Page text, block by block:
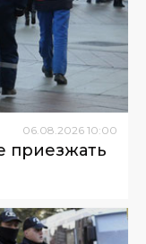
06.08.2026 10:00
приезжать